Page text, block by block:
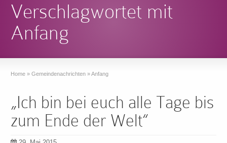
Verschlagwortet mit
Anfang
Home » Gemeindenachrichten »Anfang
„Ich bin bei euch alle Tage bis
zum Ende der Welt“